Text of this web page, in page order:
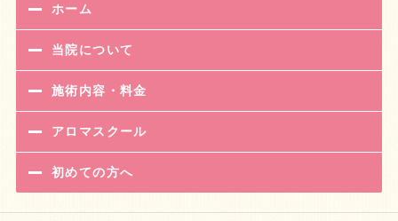
ホーム
当院について
施術内容・料金
アロマスクール
初めての方へ